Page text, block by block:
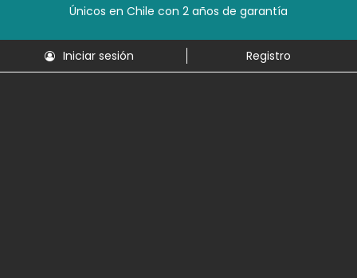
Únicos en Chile con 2 años de garantía
Iniciar sesión Registro